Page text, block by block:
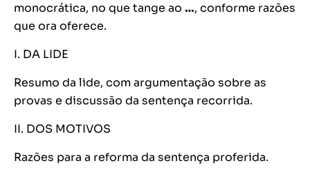
monocrática, no que tange ao …, conforme razões
que ora oferece.
I. DA LIDE
Resumo da lide, com argumentação sobre as
provas e discussão da sentença recorrida.
II. DOS MOTIVOS
Razões para a reforma da sentença proferida.